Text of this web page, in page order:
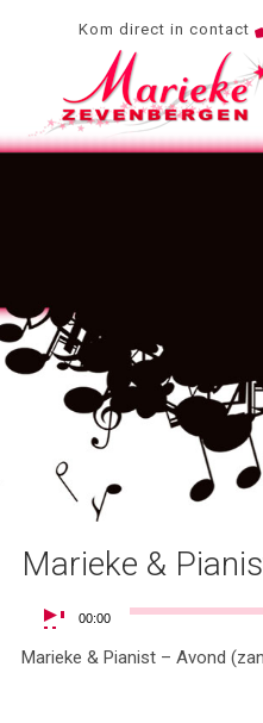
Kom direct in contact
Marieke &
Audiospeler
00:00
Marieke & Pianist – Avond